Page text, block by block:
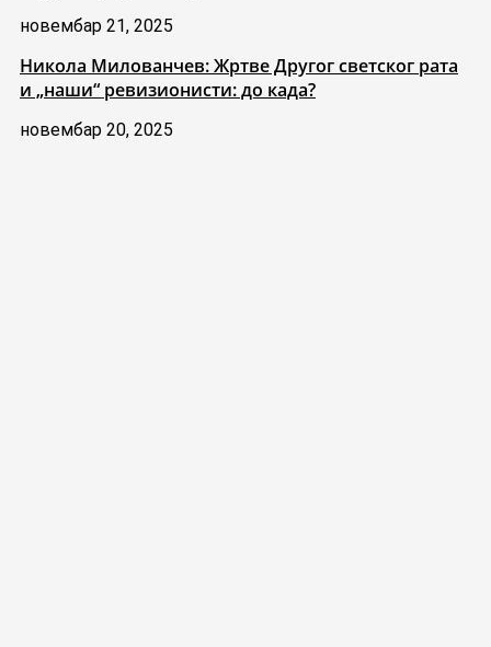
новембар 21, 2025
Никола Милованчев: Жртве Другог светског рата
и „наши“ ревизионисти: до када?
новембар 20, 2025